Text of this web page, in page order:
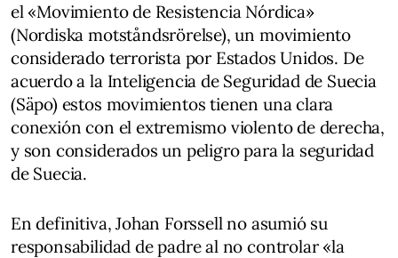
el «Movimiento de Resistencia Nórdica»
(Nordiska motståndsrörelse), un movimiento
considerado terrorista por Estados Unidos. De
acuerdo a la Inteligencia de Seguridad de Suecia
(Säpo) estos movimientos tienen una clara
conexión con el extremismo violento de derecha,
y son considerados un peligro para la seguridad
de Suecia.
En definitiva, Johan Forssell no asumió su
responsabilidad de padre al no controlar «la